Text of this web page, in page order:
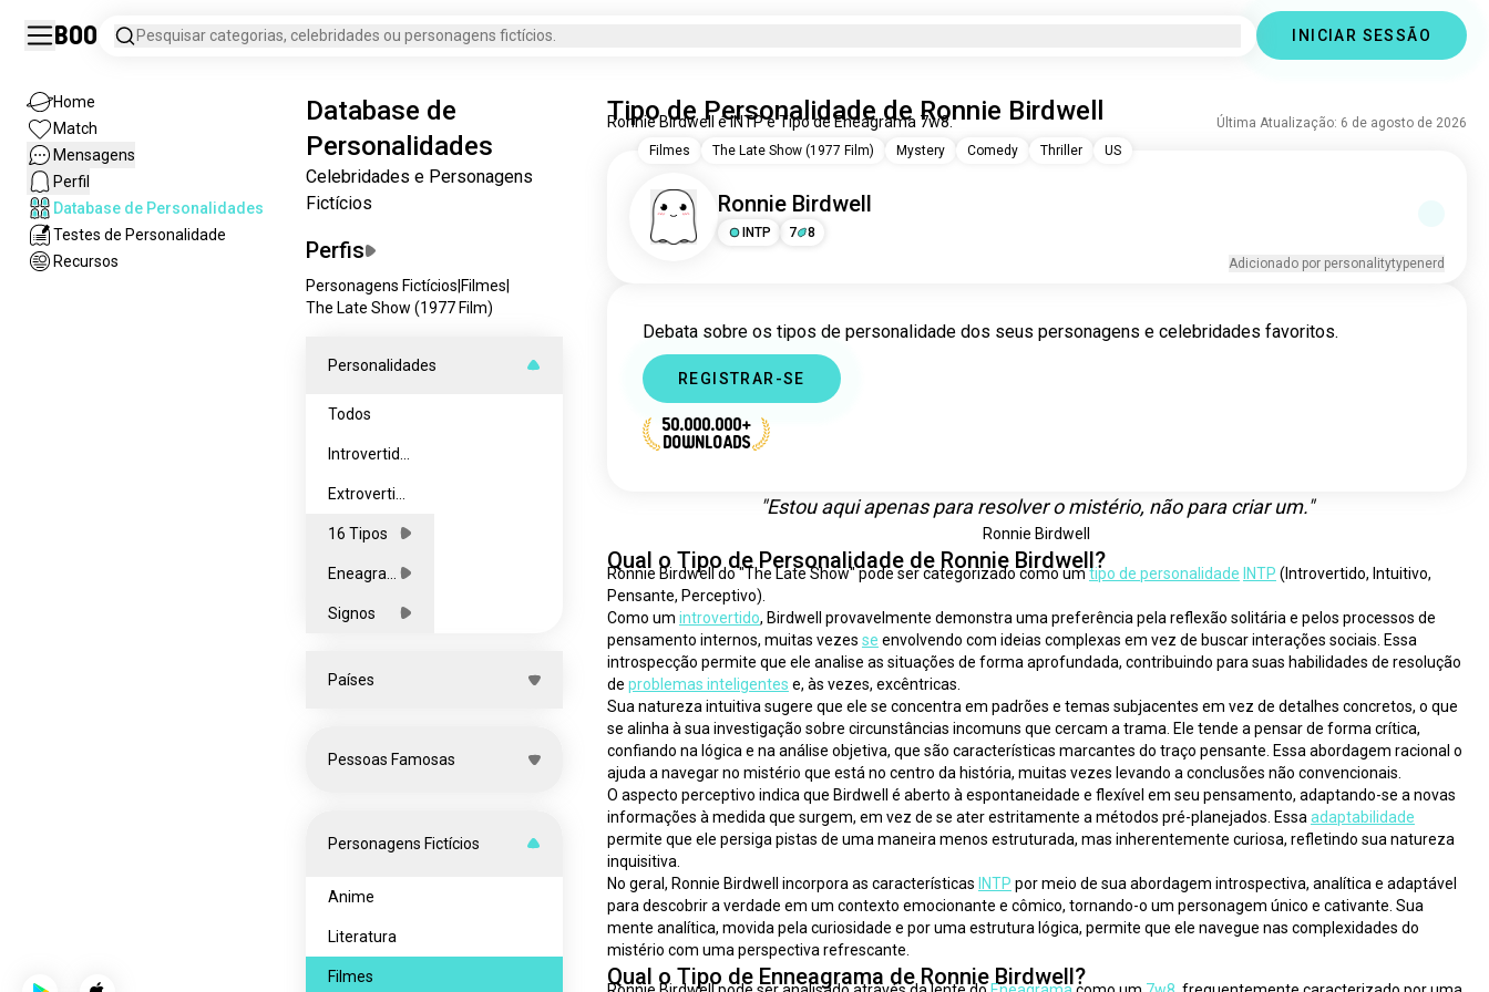
Boo Pesquisar categorias, celebridades ou personagens fictícios. INICIAR SESSÃO
Home
Match
Mensagens
Perfil
Database de Personalidades
Testes de Personalidade
Recursos
Database de
Personalidades
Celebridades e Personagens
Fictícios
Perfis
Personagens Fictícios Filmes
The Late Show (1977 Film)
Personalidades
Todos
Introvertido
Extrovertid
16 Tipos
Eneagra
Signos
Países
África
Europa
América
Oceania
América
Pessoas Famosas
Entretenimento
Influencers
Músicos
Esportes
Personagens Fictícios
Anime
Literatura
Filmes
Tipo de Personalidade de Ronnie Birdwell
Ronnie Birdwell é INTP e Tipo de Eneagrama 7w8. Última Atualização: 6 de agosto de 2026
Ronnie Birdwell
INTP 7 8
Filmes The Late Show (1977 Film) Mystery Comedy Thriller US
Adicionado por personalitytypenerd
Debata sobre os tipos de personalidade dos seus personagens e celebridades favoritos.
REGISTRAR-SE
50.000.000+
DOWNLOADS
"Estou aqui apenas para resolver o mistério, não para criar um."
Ronnie Birdwell
Qual o Tipo de Personalidade de Ronnie Birdwell?
Ronnie Birdwell do "The Late Show" pode ser categorizado como um tipo de personalidade INTP (Introvertido, Intuitivo,
Pensante, Perceptivo).
Como um introvertido, Birdwell provavelmente demonstra uma preferência pela reflexão solitária e pelos processos de
pensamento internos, muitas vezes se envolvendo com ideias complexas em vez de buscar interações sociais. Essa
introspecção permite que ele analise as situações de forma aprofundada, contribuindo para suas habilidades de resolução
de problemas inteligentes e, às vezes, excêntricas.
Sua natureza intuitiva sugere que ele se concentra em padrões e temas subjacentes em vez de detalhes concretos, o que
se alinha à sua investigação sobre circunstâncias incomuns que cercam a trama. Ele tende a pensar de forma crítica,
confiando na lógica e na análise objetiva, que são características marcantes do traço pensante. Essa abordagem racional o
ajuda a navegar no mistério que está no centro da história, muitas vezes levando a conclusões não convencionais.
O aspecto perceptivo indica que Birdwell é aberto à espontaneidade e flexível em seu pensamento, adaptando-se a novas
informações à medida que surgem, em vez de se ater estritamente a métodos pré-planejados. Essa adaptabilidade
permite que ele persiga pistas de uma maneira menos estruturada, mas inherentemente curiosa, refletindo sua natureza
inquisitiva.
No geral, Ronnie Birdwell incorpora as características INTP por meio de sua abordagem introspectiva, analítica e adaptável
para descobrir a verdade em um contexto emocionante e cômico, tornando-o um personagem único e cativante. Sua
mente analítica, movida pela curiosidade e por uma estrutura lógica, permite que ele navegue nas complexidades do
mistério com uma perspectiva refrescante.
Qual o Tipo de Enneagrama de Ronnie Birdwell?